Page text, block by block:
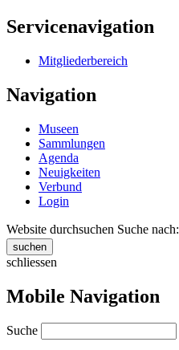
Servicenavigation
Mitgliederbereich
Navigation
Museen
Sammlungen
Agenda
Neuigkeiten
Verbund
Login
Website durchsuchen Suche nach:
suchen
schliessen
Mobile Navigation
Suche